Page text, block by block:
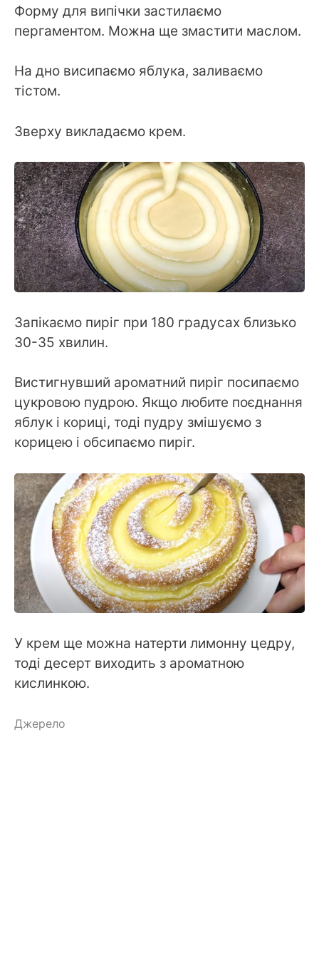
Форму для випічки застилаємо
пергаментом. Можна ще змастити маслом.
На дно висипаємо яблука, заливаємо
тістом.
Зверху викладаємо крем.
Запікаємо пиріг при 180 градусах близько
30-35 хвилин.
Вистигнувший ароматний пиріг посипаємо
цукровою пудрою. Якщо любите поєднання
яблук і кориці, тоді пудру змішуємо з
корицею і обсипаємо пиріг.
У крем ще можна натерти лимонну цедру,
тоді десерт виходить з ароматною
кислинкою.
Джерело